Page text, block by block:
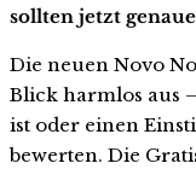
sollten jetzt
Die neuen Novo
Blick harmlos aus
ist oder einen
bewerten. Die